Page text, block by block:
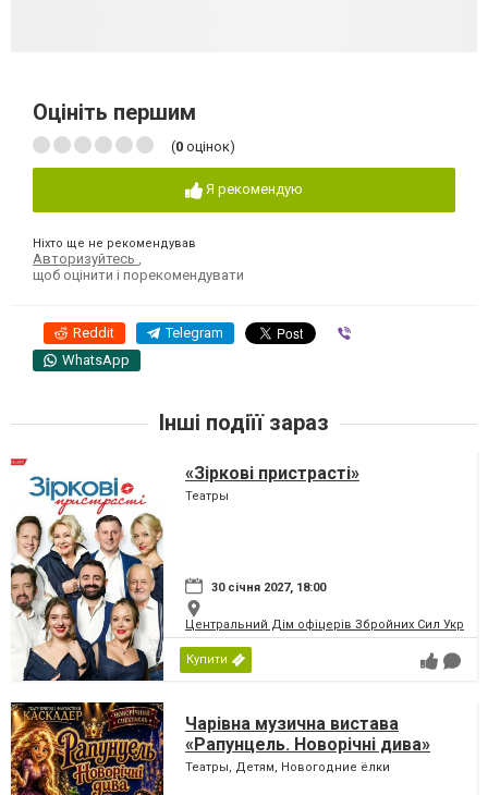
Оцініть першим
(0 оцінок)
Я рекомендую
Ніхто ще не рекомендував
Авторизуйтесь
щоб оцінити і порекомендувати
Reddit Telegram
WhatsApp
Інші подіїї зараз
«Зіркові пристрасті»
Театры
30 січня 2027, 18:00
Центральний Дім офіцерів Збройних Сил
Купити
Чарівна музична вистава
«Рапунцель. Новорічні дива»
Театры, Детям, Новогодние ёлки